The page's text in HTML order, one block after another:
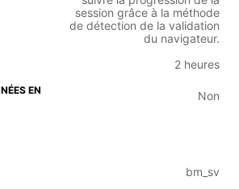
session grâce à la méthode
de détection de la validation
du navigateur.
2 heures
Non
bm_sv